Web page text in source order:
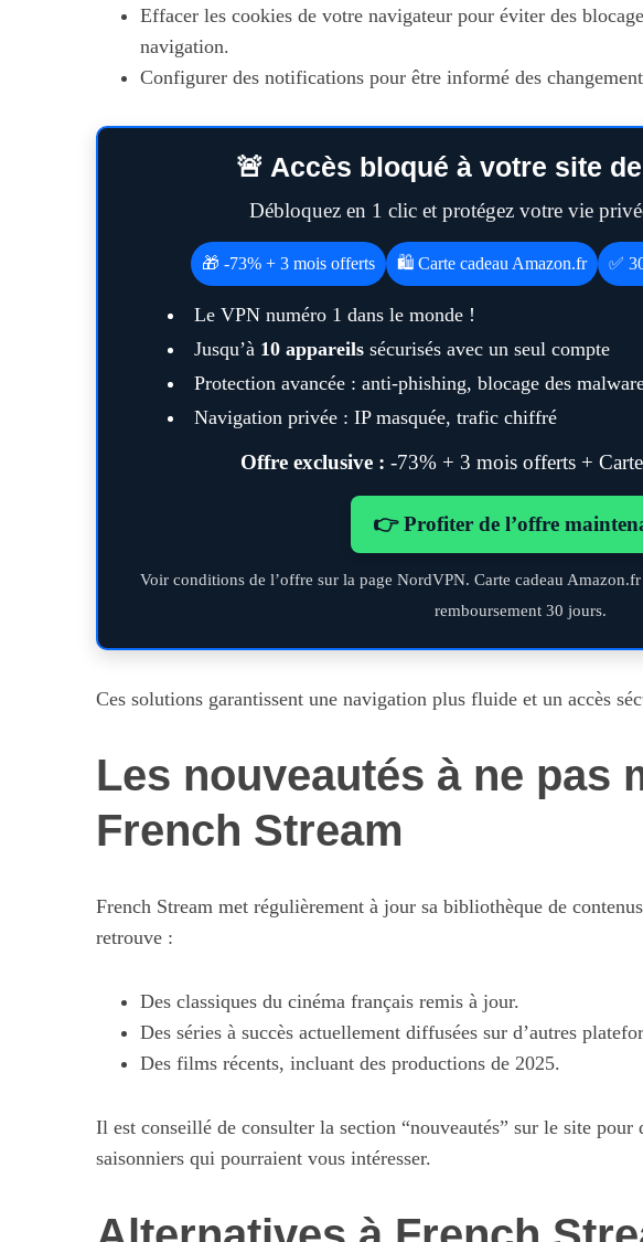
Effacer les cookies de votre navigateur pour éviter des
navigation.
Configurer des notifications pour être informé des
🚨 Accès bloqué à votre site
Débloquez en 1 clic et protégez votre vie
🎁 -73% + 3 mois offerts 🛍️ Carte cadeau Amazon.fr ✅
Le VPN numéro 1 dans le monde !
Jusqu’à 10 appareils sécurisés avec un seul compte
Protection avancée : anti-phishing, blocage des
Navigation privée : IP masquée, trafic chiffré
Offre exclusive : -73% + 3 mois offerts +
👉 Profiter de l’offre
Voir conditions de l’offre sur la page NordVPN. Carte cadeau
remboursement 30 jours.
Ces solutions garantissent une navigation plus fluide et un accès
Les nouveautés à ne pas
French Stream
French Stream met régulièrement à jour sa bibliothèque de
retrouve :
Des classiques du cinéma français remis à jour.
Des séries à succès actuellement diffusées sur d’autres
Des films récents, incluant des productions de 2025.
Il est conseillé de consulter la section “nouveautés” sur le site
saisonniers qui pourraient vous intéresser.